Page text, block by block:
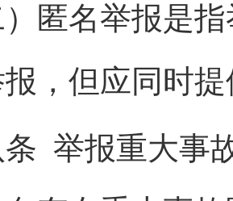
名举报是指
，但应同时
举报重大事